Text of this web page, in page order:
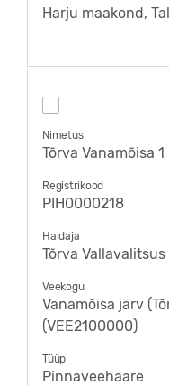
Harju maakond,
Nimetus
Tõrva Vanamõisa 1
Registrikood
PIH0000218
Haldaja
Tõrva
Veekogu
Vanamõisa järv
(VEE2100000)
Tüüp
Pinnaveehaare